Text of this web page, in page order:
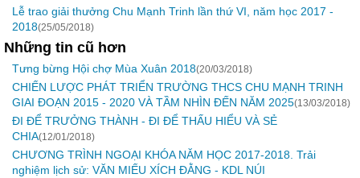
Lễ trao giải thưởng Chu Mạnh Trinh lần thứ VI, năm học 2017 -
2018(25/05/2018)
Những tin cũ hơn
Tưng bừng Hội chợ Mùa Xuân 2018(20/03/2018)
CHIẾN LƯỢC PHÁT TRIỂN TRƯỜNG THCS CHU MẠNH TRINH
GIAI ĐOẠN 2015 - 2020 VÀ TẦM NHÌN ĐẾN NĂM 2025(13/03/2018)
ĐI ĐỂ TRƯỞNG THÀNH - ĐI ĐỂ THẤU HIỂU VÀ SẺ
CHIA(12/01/2018)
CHƯƠNG TRÌNH NGOẠI KHÓA NĂM HỌC 2017-2018. Trải
nghiệm lịch sử: VĂN MIẾU XÍCH ĐẰNG - KDL NÚI